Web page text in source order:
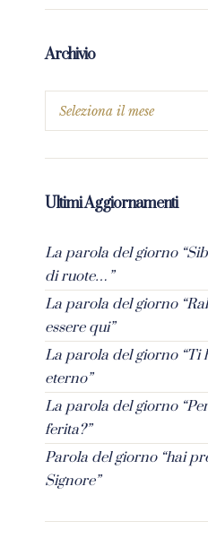
Archivio
Ultimi Aggiornamenti
La parola del giorno
di ruote…”
La parola del giorno
essere qui”
La parola del giorno “Ti
eterno”
La parola del giorno
ferita?”
Parola del giorno “hai
Signore”